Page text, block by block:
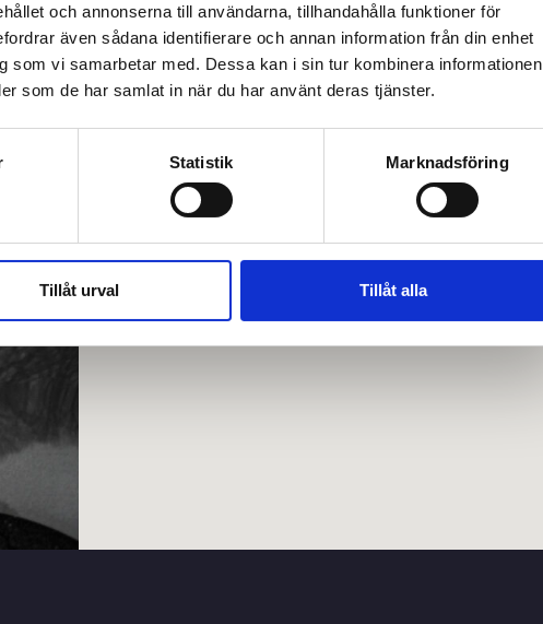
och annonserna till användarna, tillhandahålla funktioner för
även sådana identifierare och annan information från din enhet
som vi samarbetar med. Dessa kan i sin tur kombinera informationen
som de har samlat in när du har använt deras tjänster.
Statistik Marknadsföring
Tillåt urval Tillåt alla